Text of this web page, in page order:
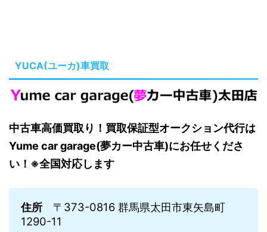
YUCA(ユーカ)車買取
中古車高価買取り！買取保証型オークション代行は
Yume car garage(夢カー中古車)にお任せくださ
い！※全国対応します
住所 〒373-0816 群馬県太田市東矢島町
1290-11